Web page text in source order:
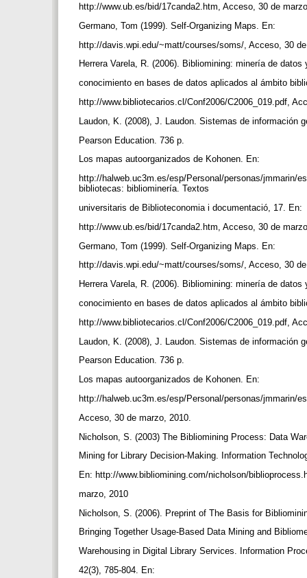
http://www.ub.es/bid/17canda2.htm, Acceso, 30 de
Germano, Tom (1999). Self-Organizing Maps. En:
http://davis.wpi.edu/~matt/courses/soms/, Acceso, 30
Herrera Varela, R. (2006). Bibliomining: minería de
conocimiento en bases de datos aplicados al ámbito
http://www.bibliotecarios.cl/Conf2006/C2006_019.pdf,
Laudon, K. (2008), J. Laudon. Sistemas de información
Pearson Education. 736 p.
Los mapas autoorganizados de Kohonen. En:
http://halweb.uc3m.es/esp/Personal/personas/jmmarin/
bibliotecas: bibliominería. Textos
universitaris de Biblioteconomia i documentació, 17. En:
http://www.ub.es/bid/17canda2.htm, Acceso, 30 de
Germano, Tom (1999). Self-Organizing Maps. En:
http://davis.wpi.edu/~matt/courses/soms/, Acceso, 30
Herrera Varela, R. (2006). Bibliomining: minería de
conocimiento en bases de datos aplicados al ámbito
http://www.bibliotecarios.cl/Conf2006/C2006_019.pdf,
Laudon, K. (2008), J. Laudon. Sistemas de información
Pearson Education. 736 p.
Los mapas autoorganizados de Kohonen. En:
http://halweb.uc3m.es/esp/Personal/personas/jmmarin/
Acceso, 30 de marzo, 2010.
Nicholson, S. (2003) The Bibliomining Process: Data
Mining for Library Decision-Making. Information
En: http://www.bibliomining.com/nicholson/
marzo, 2010
Nicholson, S. (2006). Preprint of The Basis for
Bringing Together Usage-Based Data Mining and
Warehousing in Digital Library Services. Information
42(3), 785-804. En: